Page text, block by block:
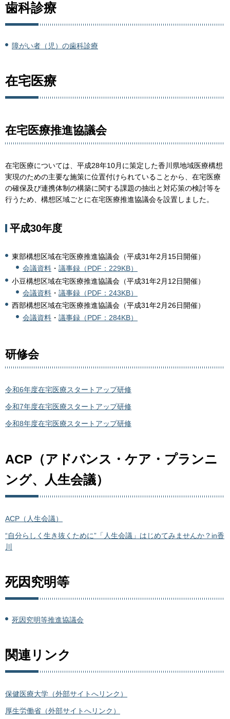
歯科診療
障がい者（児）の歯科診療
在宅医療
在宅医療推進協議会
在宅医療については、平成28年10月に策定した香川県地域医療構想
実現のための主要な施策に位置付けられていることから、在宅医療
の確保及び連携体制の構築に関する課題の抽出と対応策の検討等を
行うため、構想区域ごとに在宅医療推進協議会を設置しました。
平成30年度
東部構想区域在宅医療推進協議会（平成31年2月15日開催）
会議資料 ・ 議事録（PDF：229KB）
小豆構想区域在宅医療推進協議会（平成31年2月12日開催）
会議資料 ・ 議事録（PDF：243KB）
西部構想区域在宅医療推進協議会（平成31年2月26日開催）
会議資料 ・ 議事録（PDF：284KB）
研修会
令和6年度在宅医療スタートアップ研修
令和7年度在宅医療スタートアップ研修
令和8年度在宅医療スタートアップ研修
ACP（アドバンス・ケア・プランニ
ング、人生会議）
ACP（人生会議）
“自分らしく生き抜くために”「人生会議」はじめてみませんか？in香
川
死因究明等
死因究明等推進協議会
関連リンク
保健医療大学（外部サイトへリンク）
厚生労働省（外部サイトへリンク）